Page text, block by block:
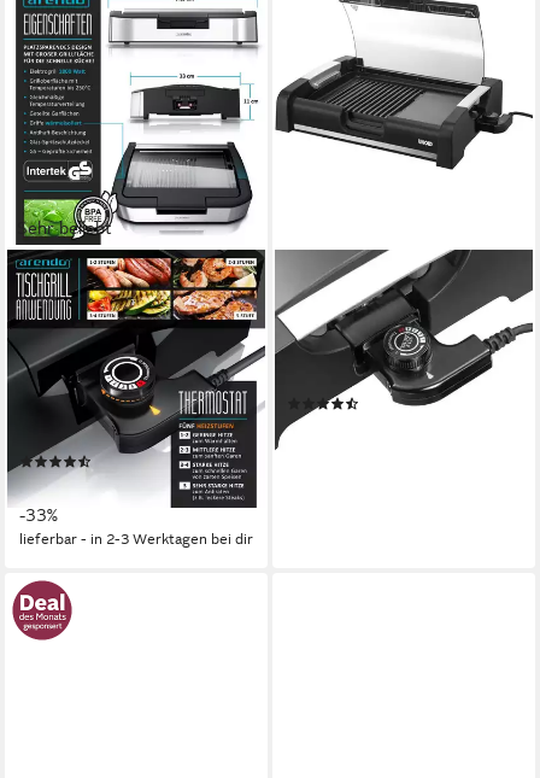
Sehr beliebt
ARENDO
Tischgrill Gourmet Elektrogrill
mit Glasabdeckung, Edelstahl,
mit 5 Stufen
1800 W
Leistung
Grillplatten
44.5 x 11 x 33 cm B/H/T
(155)
79,95 € UVP
-33%
lieferbar - in 2-3 Werktagen bei dir
UNOLD
Tischgrill Edel 58535
1650 W Leistung
45,6 x 10,9 x 34,2 cm
B/H/T
Gewicht
84,99 €